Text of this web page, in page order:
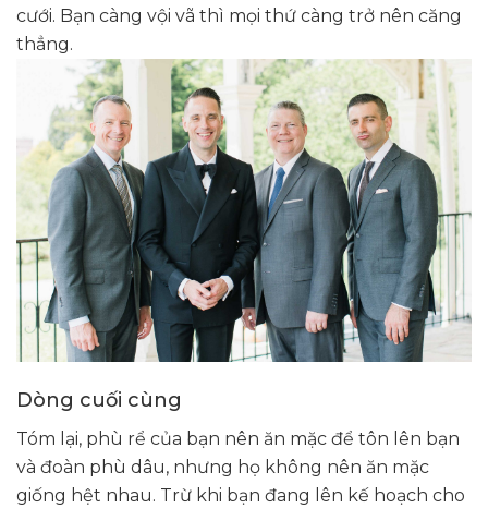
cưới. Bạn càng vội vã thì mọi thứ càng trở nên căng
thẳng.
Dòng cuối cùng
Tóm lại, phù rể của bạn nên ăn mặc để tôn lên bạn
và đoàn phù dâu, nhưng họ không nên ăn mặc
giống hệt nhau. Trừ khi bạn đang lên kế hoạch cho